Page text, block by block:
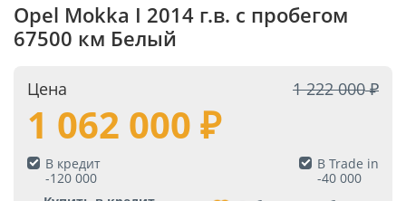
Opel Mokka I 2014 г.в. с пробегом
67500 км Белый
Цена 1 222 000
1 062 000
В кредит
-120 000
В Trade in
-40 000